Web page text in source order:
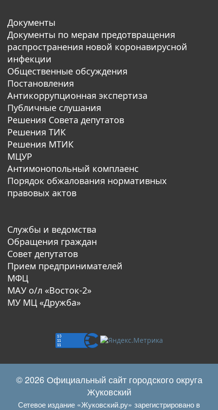
Документы
Документы по мерам предотвращения
распространения новой коронавирусной
инфекции
Общественные обсуждения
Постановления
Антикоррупционная экспертиза
Публичные слушания
Решения Совета депутатов
Решения ТИК
Решения МТИК
МЦУР
Антимонопольный комплаенс
Порядок обжалования нормативных
правовых актов
Службы и ведомства
Обращения граждан
Совет депутатов
Прием предпринимателей
МФЦ
МАУ о/л «Восток-2»
МУ МЦ «Дружба»
© 2026 Официальный сайт городского округа
Жуковский
Сетевое издание «Жуковский.ру» зарегистрировано в